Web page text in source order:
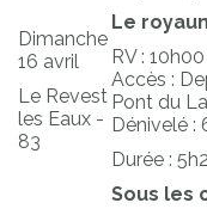
Dimanche
16 avril
Le Revest
les Eaux -
83
Le
RV :
Accès :
Pont du
Dénivelé :
Durée :
Sous les